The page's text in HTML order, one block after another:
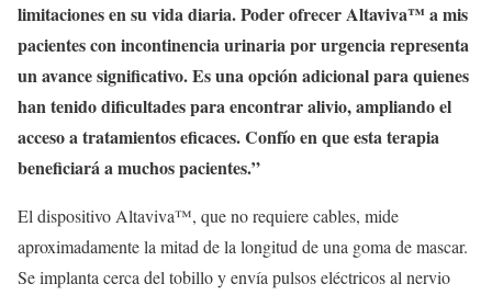
limitaciones en su vida diaria. Poder ofrecer Altaviva™ a mis
pacientes con incontinencia urinaria por urgencia representa
un avance significativo. Es una opción adicional para quienes
han tenido dificultades para encontrar alivio, ampliando el
acceso a tratamientos eficaces. Confío en que esta terapia
beneficiará a muchos pacientes.”
El dispositivo Altaviva™, que no requiere cables, mide
aproximadamente la mitad de la longitud de una goma de mascar.
Se implanta cerca del tobillo y envía pulsos eléctricos al nervio